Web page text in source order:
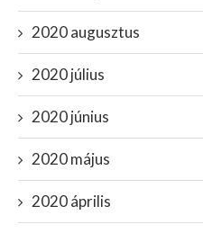
2020 augusztus
2020 július
2020 június
2020 május
2020 április